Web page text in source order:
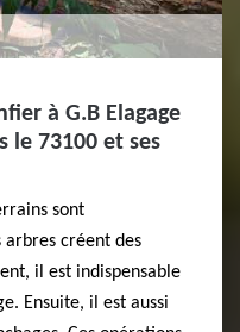
à G.B Elagage
le 73100 et ses
sont
arbres créent des
il est indispensable
Ensuite, il est aussi